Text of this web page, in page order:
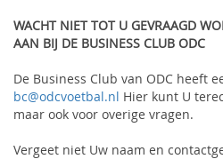
WACHT NIET TOT U GEVRAAGD
AAN BIJ DE BUSINESS CLUB ODC
De Business Club van ODC heeft
bc@odcvoetbal.nl Hier kunt U
maar ook voor overige vragen.
Vergeet niet Uw naam en